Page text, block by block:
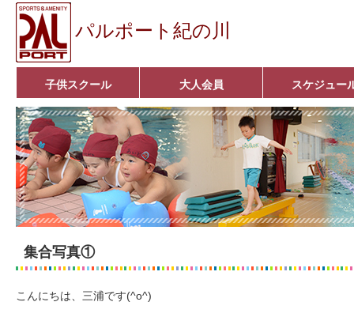
パルポート紀の川
子供スクール
ベビーコース
幼児コース
小学生コース
育成コース
選手コース
キッズパーク(体操教室)
子どもダンス教室
■入会案内■
大人会員
アクア悠々クラブ
いきいきコース
■入会案内■
スケジュー
集合写真①
こんにちは、三浦です(^o^)